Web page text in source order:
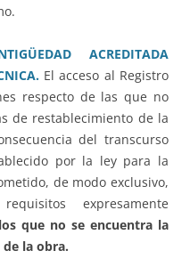
ACREDITADA
El acceso al Registro
respecto de las que no
de restablecimiento de la
del transcurso
por la ley para la
de modo exclusivo,
expresamente
que no se encuentra la
la obra.